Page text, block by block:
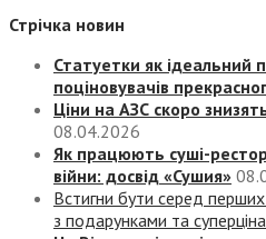
Стрічка новин
Статуетки як ідеальний
поціновувачів
Ціни на АЗС скоро
08.04.2026
Як працюють суші-
війни: досвід «Сушия»
Встигни бути серед
з подарунками та